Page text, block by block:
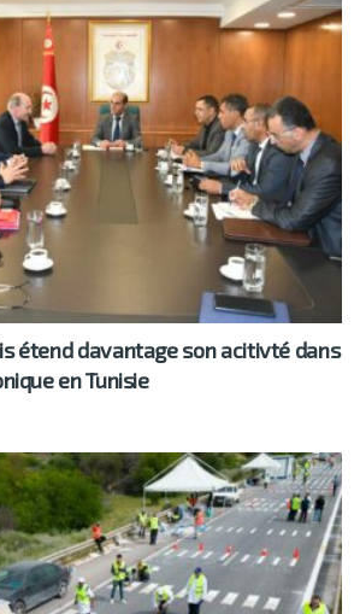
étend davantage son acitivté dans
en Tunisie